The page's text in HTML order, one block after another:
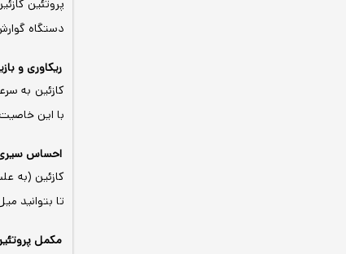
پروتئین
دستگاه گوارش
ریکاوری و
کازئین به
با این
احساس
کازئین (به
تا بتوانید
مکمل